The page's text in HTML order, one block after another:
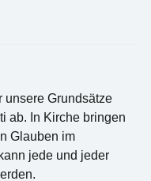
unsere Grundsätze
ab. In Kirche bringen
Glauben im
jede und jeder